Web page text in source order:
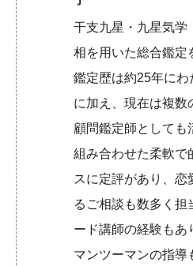
干支九星・九星気学
相を用いた総合鑑定
鑑定歴は約25年にわ
に加え、現在は複数
顧問鑑定師としても
組み合わせた柔軟で
スに定評があり、恋
るご相談も数多く担
ード講師の経験もあ
マンツーマンの指導